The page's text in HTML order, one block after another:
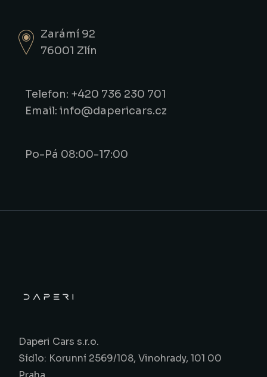
Zarámí 92
76001 Zlín
Telefon: +420 736 230 701
Email: info@dapericars.cz
Po-Pá 08:00-17:00
Daperi Cars s.r.o.
Sídlo: Korunní 2569/108, Vinohrady, 101 00